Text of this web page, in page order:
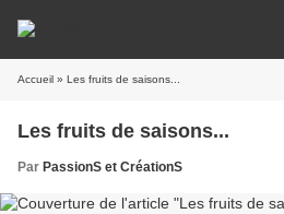
Accueil » Les fruits de saisons...
Les fruits de saisons...
Par PassionS et CréationS